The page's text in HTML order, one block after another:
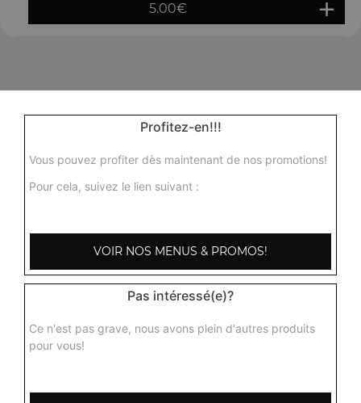
5.00€
103, Avenue Robert Buron
QUARTIERS PROCHES
Profitez-en!!!
Vous pouvez profiter dès maintenant de nos promotions!
Pour cela, suivez le lien suivant :
VOIR NOS MENUS & PROMOS!
Pas intéressé(e)?
Ce n'est pas grave, nous avons plein d'autres produits
pour vous!